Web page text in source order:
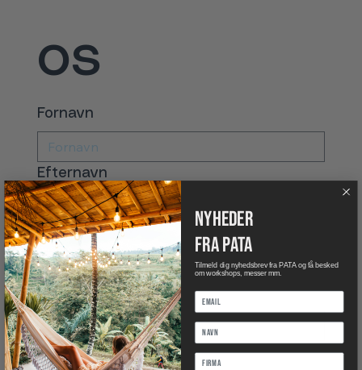
os
Fornavn
Efternavn
Email *
Telefon
Besked *
nyheder
fra pata
Tilmeld dig nyhedsbrev fra PATA og få besked
om workshops, messer mm.